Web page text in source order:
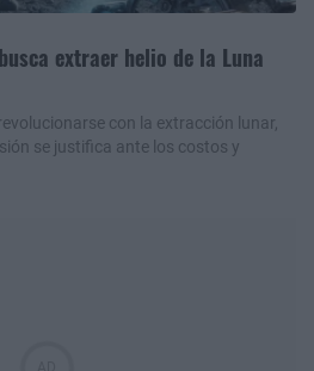
extraer helio de la Luna
con la extracción lunar,
se justifica ante los costos y